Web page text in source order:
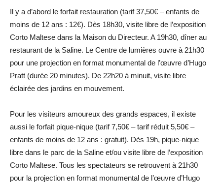
Il y a d’abord le forfait restauration (tarif 37,50€ – enfants de
moins de 12 ans : 12€). Dès 18h30, visite libre de l’exposition
Corto Maltese dans la Maison du Directeur. A 19h30, dîner au
restaurant de la Saline. Le Centre de lumières ouvre à 21h30
pour une projection en format monumental de l’œuvre d’Hugo
Pratt (durée 20 minutes). De 22h20 à minuit, visite libre
éclairée des jardins en mouvement.
Pour les visiteurs amoureux des grands espaces, il existe
aussi le forfait pique-nique (tarif 7,50€ – tarif réduit 5,50€ –
enfants de moins de 12 ans : gratuit). Dès 19h, pique-nique
libre dans le parc de la Saline et/ou visite libre de l’exposition
Corto Maltese. Tous les spectateurs se retrouvent à 21h30
pour la projection en format monumental de l’œuvre d’Hugo